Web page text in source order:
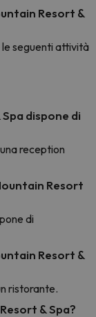
Resort &
le seguenti attività
dispone di
reception
Resort
di
Resort &
ristorante.
& Spa?